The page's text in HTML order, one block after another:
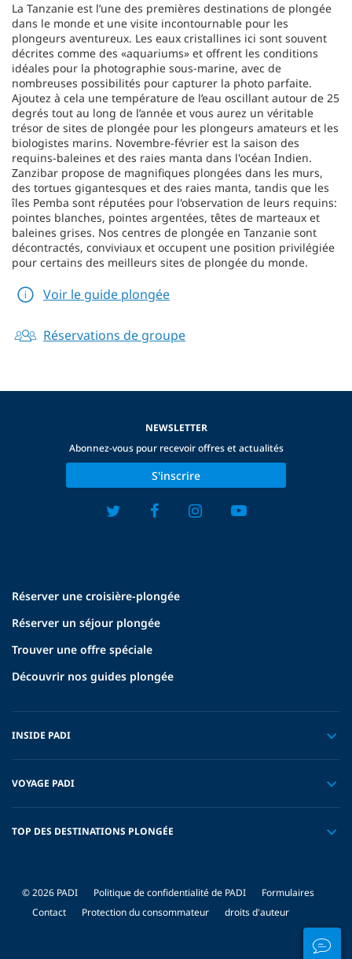
La Tanzanie est l’une des premières destinations de plongée
dans le monde et une visite incontournable pour les
plongeurs aventureux. Les eaux cristallines ici sont souvent
décrites comme des «aquariums» et offrent les conditions
idéales pour la photographie sous-marine, avec de
nombreuses possibilités pour capturer la photo parfaite.
Ajoutez à cela une température de l’eau oscillant autour de 25
degrés tout au long de l’année et vous aurez un véritable
trésor de sites de plongée pour les plongeurs amateurs et les
biologistes marins. Novembre-février est la saison des
requins-baleines et des raies manta dans l'océan Indien.
Zanzibar propose de magnifiques plongées dans les murs,
des tortues gigantesques et des raies manta, tandis que les
îles Pemba sont réputées pour l'observation de leurs requins:
pointes blanches, pointes argentées, têtes de marteaux et
baleines grises. Nos centres de plongée en Tanzanie sont
décontractés, conviviaux et occupent une position privilégiée
pour certains des meilleurs sites de plongée du monde.
Voir le guide plongée
Réservations de groupe
Réserver une croisière-plongée
Réserver un séjour plongée
Trouver une offre spéciale
Découvrir nos guides plongée
INSIDE PADI
VOYAGE PADI
TOP DES DESTINATIONS PLONGÉE
NEWSLETTER
Abonnez-vous pour recevoir offres et actualités
S'inscrire
© 2026 PADI Politique de confidentialité de PADI
Formulaires
Contact
Protection du consommateur droits d'auteur